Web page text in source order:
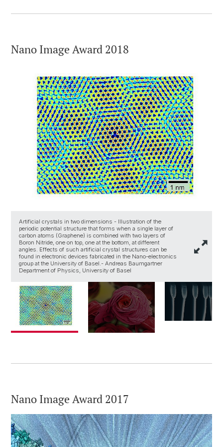
Nano Image Award 2018
Artificial crystals in two dimensions - Illustration of the
periodic potential structure that forms when a single layer of
carbon atoms (Graphene) is combined with two layers of
Boron Nitride, one on top, one at the bottom, at different
angles. Effects of such artificial crystal structures can be
found in electronic devices fabricated in the Nano-electronics
group at the University of Basel.- Andreas Baumgartner
Department of Physics, University of Basel
Nano Image Award 2017